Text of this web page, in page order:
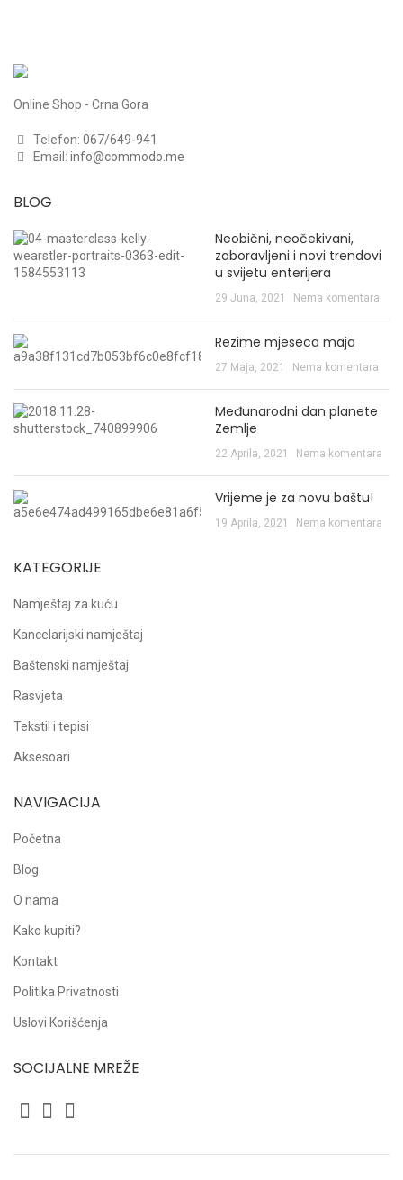
Online Shop - Crna Gora
Telefon: 067/649-941
Email: info@commodo.me
BLOG
Neobični, neočekivani,
zaboravljeni i novi trendovi
u svijetu enterijera
29 Juna, 2021 Nema komentara
Rezime mjeseca maja
27 Maja, 2021 Nema komentara
Međunarodni dan planete
Zemlje
22 Aprila, 2021 Nema komentara
Vrijeme je za novu baštu!
19 Aprila, 2021 Nema komentara
KATEGORIJE
Namještaj za kuću
Kancelarijski namještaj
Baštenski namještaj
Rasvjeta
Tekstil i tepisi
Aksesoari
NAVIGACIJA
Početna
Blog
O nama
Kako kupiti?
Kontakt
Politika Privatnosti
Uslovi Korišćenja
SOCIJALNE MREŽE